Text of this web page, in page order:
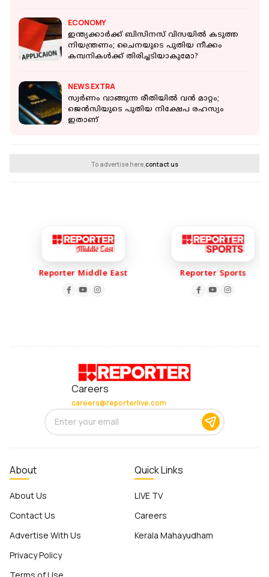
ECONOMY
ഇന്ത്യക്കാർക്ക് ബിസിനസ് വിസയിൽ കടുത്ത
നിയന്ത്രണം; ചൈനയുടെ പുതിയ നീക്കം
കമ്പനികൾക്ക് തിരിച്ചടിയാകുമോ?
NEWS EXTRA
സ്വര്‍ണം വാങ്ങുന്ന രീതിയില്‍ വന്‍ മാറ്റം;
ജെന്‍സിയുടെ പുതിയ നിക്ഷേപ രഹസ്യം
ഇതാണ്
To advertise here,contact us
Reporter Middle East Reporter Sports
Careers
careers@reporterlive.com
About
About Us
Contact Us
Advertise With Us
Privacy Policy
Quick Links
LIVE TV
Careers
Kerala Mahayudham